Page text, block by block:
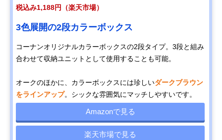
税込み1,188円（楽天市場）
3色展開の2段カラーボックス
コーナンオリジナルカラーボックスの2段タイプ。3段と組み
合わせて収納ユニットとして使用することも可能。
オークのほかに、カラーボックスには珍しいダークブラウン
をラインアップ。シックな雰囲気にマッチしやすいです。
Amazonで見る
楽天市場で見る